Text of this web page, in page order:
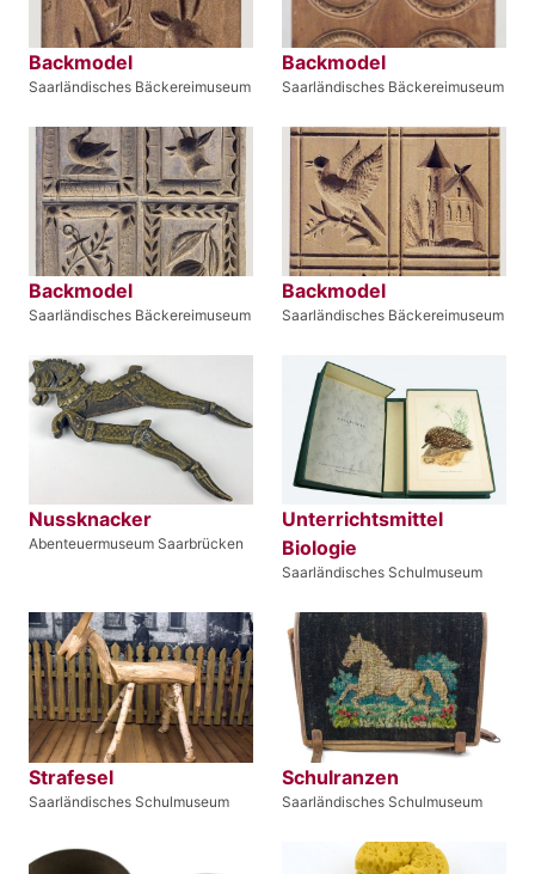
Backmodel
Saarländisches Bäckereimuseum
Backmodel
Saarländisches Bäckereimuseum
Backmodel
Saarländisches Bäckereimuseum
Backmodel
Saarländisches Bäckereimuseum
Nussknacker
Abenteuermuseum Saarbrücken
Unterrichtsmittel
Biologie
Saarländisches Schulmuseum
Strafesel
Saarländisches Schulmuseum
Schulranzen
Saarländisches Schulmuseum